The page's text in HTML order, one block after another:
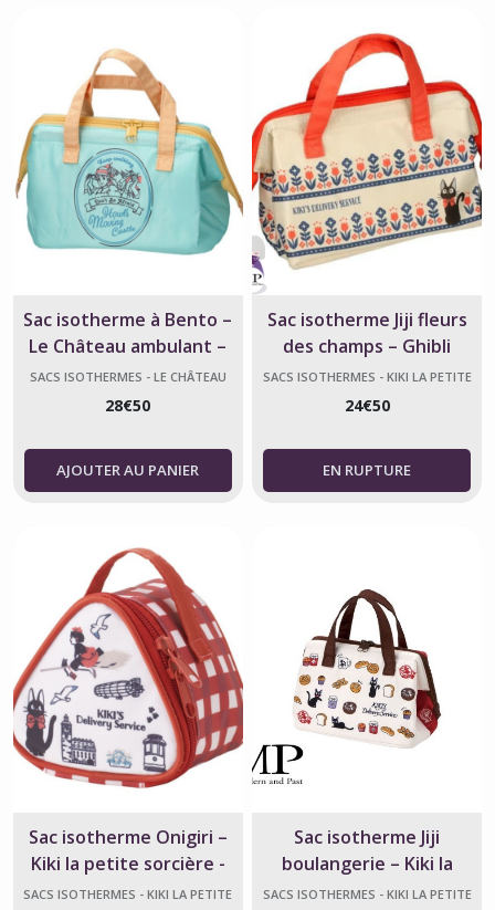
Sac isotherme à Bento –
Le Château ambulant –
Ghibli
SACS ISOTHERMES - LE CHÂTEAU
28€50
AJOUTER AU PANIER
Sac isotherme Jiji fleurs
des champs – Ghibli
officiel
SACS ISOTHERMES - KIKI LA PETITE
24€50
Sac isotherme Onigiri –
Kiki la petite sorcière -
Ghibli
SACS ISOTHERMES - KIKI LA PETITE
Sac isotherme Jiji
boulangerie – Kiki la
petite sorcière
SACS ISOTHERMES - KIKI LA PETITE